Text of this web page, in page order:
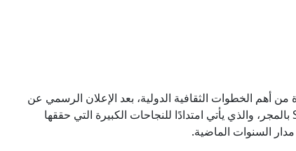
أهم الخطوات الثقافية الدولية، بعد الإعلان الرسمي عن
انطلاق الدورة الأولى من مهرجان SITFY Hungary بالمجر، والذي يأتي امتدادًا للنجاحات الكبيرة التي حققها
السنوات الماضية.